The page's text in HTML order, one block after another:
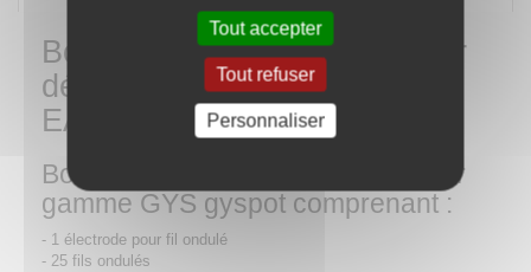
Tout accepter
Tout refuser
Personnaliser
Boîte de consommables acier
débosselage DENT BOX
EASY
Boîte de consommables acier pour
gamme GYS gyspot comprenant :
- 1 électrode pour fil ondulé
- 25 fils ondulés